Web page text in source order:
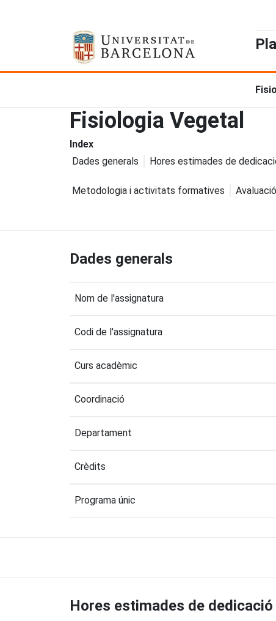
Fisiologia Vegetal
Index
Dades generals
Hores estimades de
Metodologia i activitats formatives
Dades generals
Nom de l'assignatura
Codi de l'assignatura
Curs acadèmic
Coordinació
Departament
Crèdits
Programa únic
Hores estimades de dedicació